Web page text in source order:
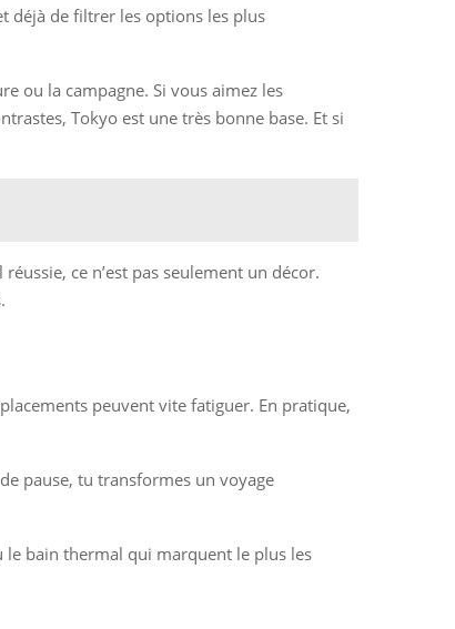
déjà de filtrer les options les plus
ou la campagne. Si vous aimez les
Tokyo est une très bonne base. Et si
ce n’est pas seulement un décor.
peuvent vite fatiguer. En pratique,
pause, tu transformes un voyage
le bain thermal qui marquent le plus les